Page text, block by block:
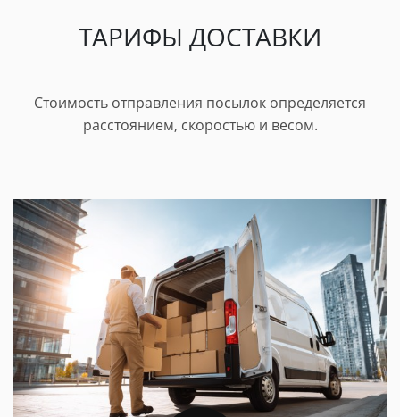
ТАРИФЫ ДОСТАВКИ
Стоимость отправления посылок определяется
расстоянием, скоростью и весом.